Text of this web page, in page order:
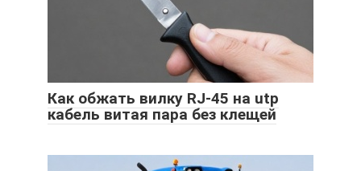
Как обжать вилку RJ-45 на utp
кабель витая пара без клещей